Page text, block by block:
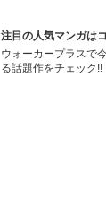
注目の人気マンガは
ウォーカープラスで
る話題作をチェック!!